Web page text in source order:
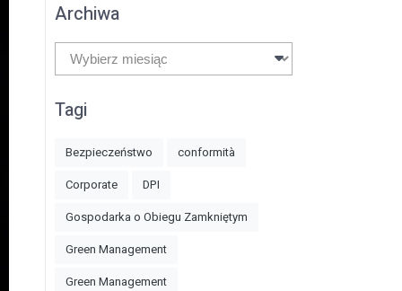
Archiwa
Archiwa
Tagi
Bezpieczeństwo
conformità
Corporate
DPI
Gospodarka o Obiegu Zamkniętym
Green Management
Green Management